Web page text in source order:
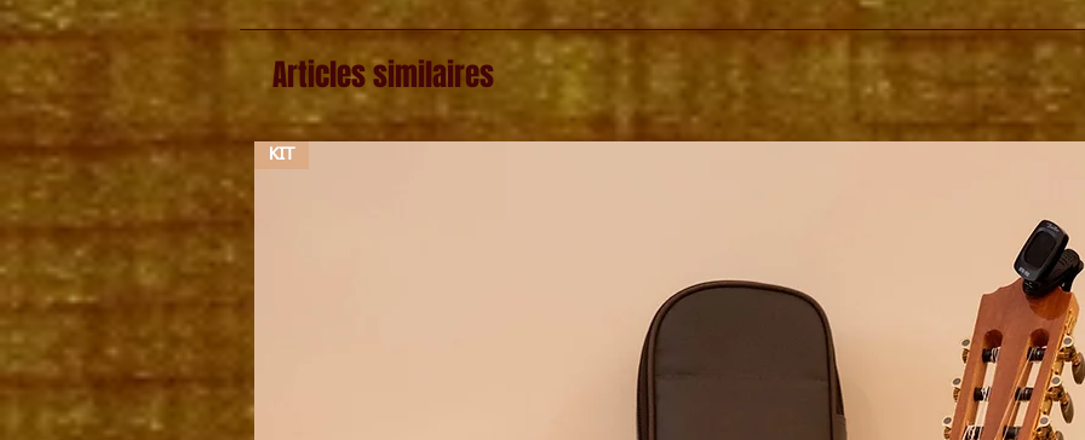
Articles similaires
KIT